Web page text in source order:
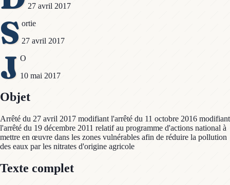
27 avril 2017
S ortie
27 avril 2017
J O
10 mai 2017
Objet
Arrêté du 27 avril 2017 modifiant l'arrêté du 11 octobre 2016 modifiant
l'arrêté du 19 décembre 2011 relatif au programme d'actions national à
mettre en œuvre dans les zones vulnérables afin de réduire la pollution
des eaux par les nitrates d'origine agricole
Texte complet